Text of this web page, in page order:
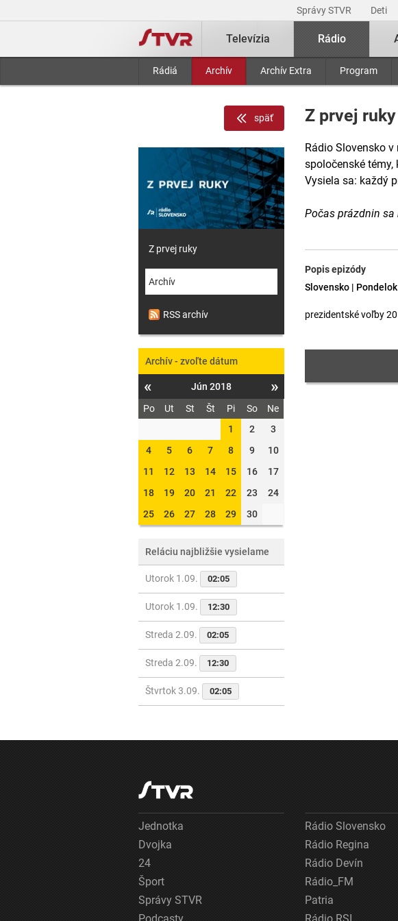
Správy STVR Deti
Televízia Rádio
Rádiá Archív Archív Extra Program
Z prvej ruky
Rádio Slovensko
spoločenské
Vysiela sa: každý
Počas prázdnin sa
Popis epizódy
Slovensko |
prezidentské voľby
späť
Z prvej ruky
Archív
RSS archív
Archív - zvoľte dátum
« Jún 2018 »
Po Ut St Št Pi So
Ne
1
2
3
4
5 6 7 8 9
10
11
12 13 14 15 16
17
18
19 20 21 22 23
24
25
26 27 28 29 30
Reláciu najbližšie vysielame
Utorok 1.09. 02:05
Utorok 1.09. 12:30
Streda 2.09. 02:05
Streda 2.09. 12:30
Štvrtok 3.09. 02:05
Jednotka
Dvojka
24
Šport
Správy STVR
Rádio Slovensko
Rádio Regina
Rádio Devín
Rádio_FM
Patria